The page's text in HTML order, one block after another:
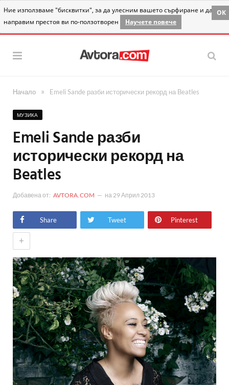
Ние използваме "бисквитки", за да улесним вашето сърфиране и да
направим престоя ви по-ползотворен
Научете повече
OK
Начало » Emeli Sande разби исторически рекорд на Beatles
МУЗИКА
Emeli Sande разби
исторически рекорд на
Beatles
Добавена от: AVTORA.COM на 29 Април 2013
Share Tweet Pinterest
+